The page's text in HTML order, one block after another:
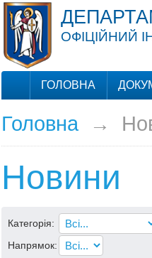
ОФІЦІЙНИЙ
ГОЛОВНА
Головна→
Новини
Категорія:
Напрямок: